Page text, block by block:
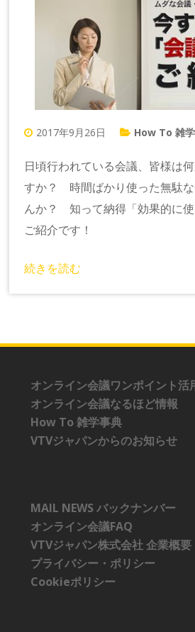
2017年9月26日 How To 雑
日頃行われている会議、皆様は
すか？ 時間ばかり使った無駄
んか？ 知って納得「効果的に
ご紹介です！
続きを読む
オンライン会議ワンポイント活
オンライン会議なるほど情報
How To 雑学事典
VTVジャパンからのお知らせ
MAIL NEWS バックナンバー
オンライン会議FAQ
VTVジャパン株式会社 企業概要
プライバシー・ポリシー
Cookieポリシー